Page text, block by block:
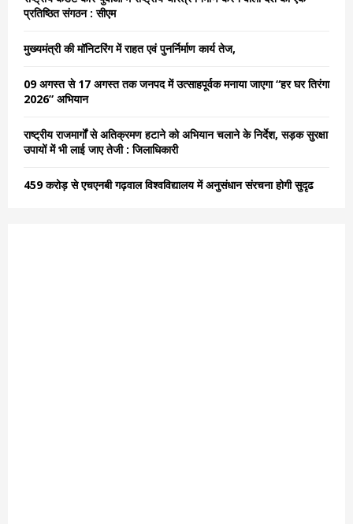
r
प्रतिष्ठित संगठन : सीएम
मुख्यमंत्री की मॉनिटरिंग में राहत एवं पुनर्निर्माण कार्य तेज,
09 अगस्त से 17 अगस्त तक जनपद में उत्साहपूर्वक मनाया जाएगा “हर घर तिरंगा
2026” अभियान
राष्ट्रीय राजमार्गों से अतिक्रमण हटाने को अभियान चलाने के निर्देश, सड़क सुरक्षा
उपायों में भी लाई जाए तेजी : जिलाधिकारी
459 करोड़ से एचएनबी गढ़वाल विश्वविद्यालय में अनुसंधान संरचना होगी सुदृढ